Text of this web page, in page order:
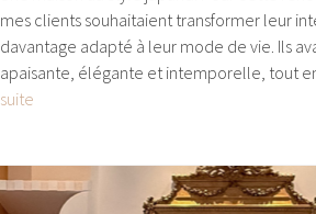
mes clients souhaitaient transformer leur
davantage adapté à leur mode de vie. Ils
apaisante, élégante et intemporelle, tout
suite
maison
près